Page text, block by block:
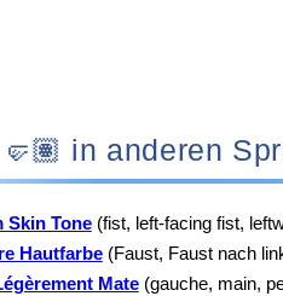
🤛🏽 in anderen
Skin Tone(fist, left-facing fist,
Hautfarbe(Faust, Faust nach
Mate(gauche, main,